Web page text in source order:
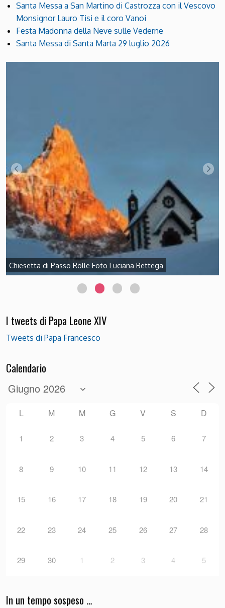
Santa Messa a San Martino di Castrozza con il Vescovo
Monsignor Lauro Tisi e il coro Vanoi
Festa Madonna della Neve sulle Vederne
Santa Messa di Santa Marta 29 luglio 2026
Chiesetta di Passo Rolle Foto Luciana Bettega
I tweets di Papa Leone XIV
Tweets di Papa Francesco
Calendario
L M M G V S D
1 2 3 4 5 6 7
8 9 10 11 12 13 14
15 16 17 18 19 20 21
22 23 24 25 26 27 28
29 30 1 2 3 4 5
In un tempo sospeso …